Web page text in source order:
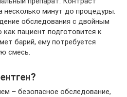
несколько минут до процедуры.
обследования с двойным
пациент подготовится к
барий, ему потребуется
смесь.
– безопасное обследование,